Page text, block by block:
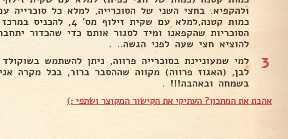
כמות קטנה,למלא עם שקית
הסוכריות שהקפאנו ומיד לסגור אותם כדי שהכדור
להוציא חצי שעה לפני הגשה.. .
3
למי שמעוניינת בסוכרייה פרווה, ניתן להשתמש
לבן, (האגוז פרווה) מקווה שההסבר ברור, בכל מקרה
בשמחה ובאהבה!!! .
אהבת את המתכון? העתיקי את הקישור המקוצר ושתפי :)